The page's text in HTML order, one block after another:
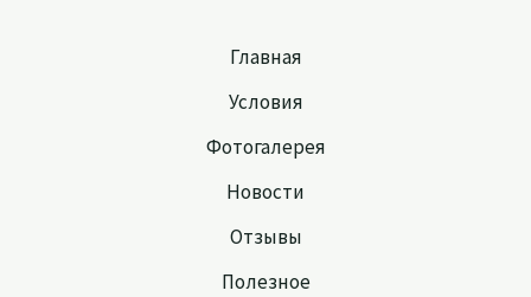
Главная
Условия
Фотогалерея
Новости
Отзывы
Полезное